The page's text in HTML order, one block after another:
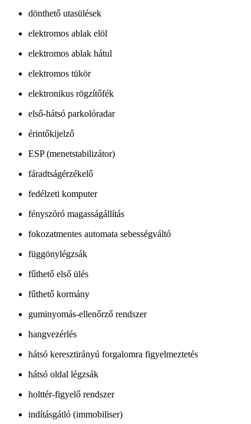
dönthető utasülések
elektromos ablak elöl
elektromos ablak hátul
elektromos tükör
elektronikus rögzítőfék
első-hátsó parkolóradar
érintőkijelző
ESP (menetstabilizátor)
fáradtságérzékelő
fedélzeti komputer
fényszóró magasságállítás
fokozatmentes automata sebességváltó
függönylégzsák
fűthető első ülés
fűthető kormány
guminyomás-ellenőrző rendszer
hangvezérlés
hátsó keresztirányú forgalomra figyelmeztetés
hátsó oldal légzsák
holttér-figyelő rendszer
indításgátló (immobiliser)